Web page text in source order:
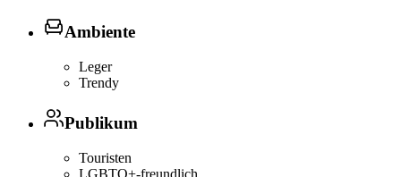
Ambiente
Leger
Trendy
Publikum
Touristen